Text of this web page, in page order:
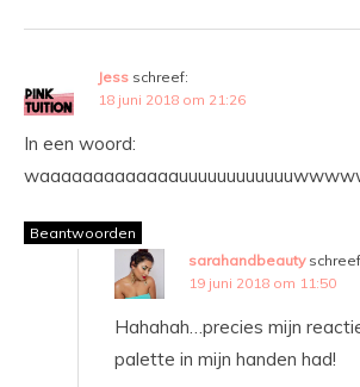
Jess schreef:
18 juni 2018 om 21:26
In een woord:
Beantwoorden
sarahandbeauty
19 juni 2018 om 11:50
Hahahah…precies mijn
palette in mijn handen had!